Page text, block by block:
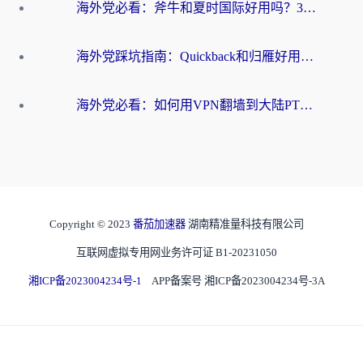
海外党必看：斧牛和夏时国际好用吗？3步选对回国加速器，无缝刷国内资源
海外党踩坑指南：Quickback和归雁好用吗？选对加速器才能无缝刷国内资源
海外党必看：如何用VPN翻墙到大陆PTT？一篇解决你所有回国加速痛点
Copyright © 2023 番茄加速器 湖南精准量科技有限公司
互联网虚拟专用网业务许可证 B1-20231050
湘ICP备2023004234号-1 APP备案号 湘ICP备2023004234号-3A